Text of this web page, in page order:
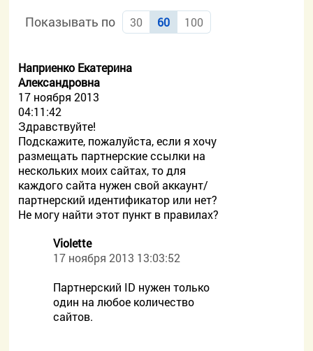
Показывать по 30 60 100
Наприенко Екатерина
Александровна
17 ноября 2013
04:11:42
Здравствуйте!
Подскажите, пожалуйста, если я хочу
размещать партнерские ссылки на
нескольких моих сайтах, то для
каждого сайта нужен свой аккаунт/
партнерский идентификатор или нет?
Не могу найти этот пункт в правилах?
Violette
17 ноября 2013 13:03:52
Партнерский ID нужен только
один на любое количество
сайтов.